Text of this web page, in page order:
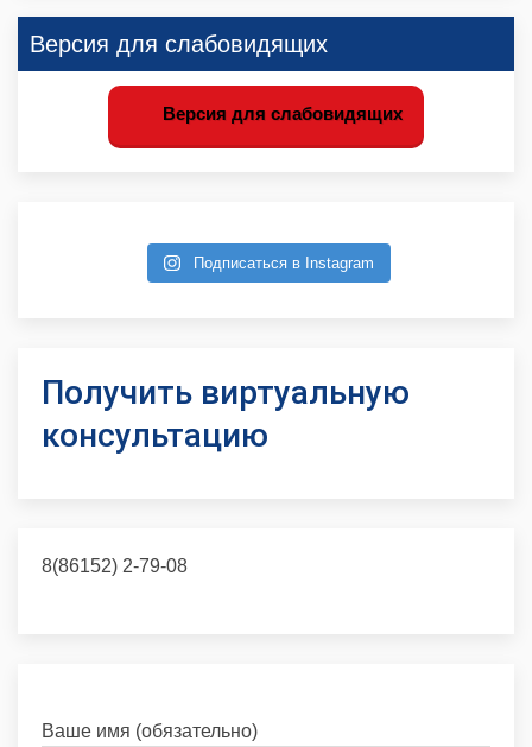
Версия для слабовидящих
Версия для слабовидящих
Подписаться в Instagram
Получить виртуальную
консультацию
8(86152) 2-79-08
Ваше имя (обязательно)